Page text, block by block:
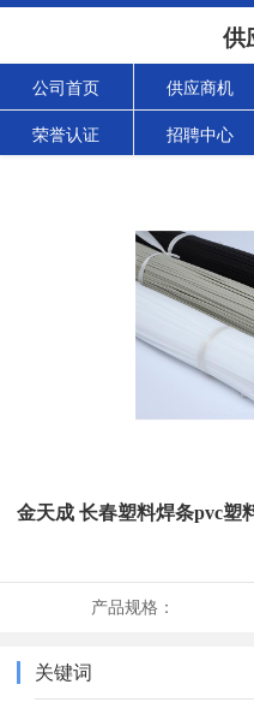
供
公司首页 供应商机
荣誉认证 招聘中心
金天成 长春塑料焊条pvc塑
产品规格：
关键词